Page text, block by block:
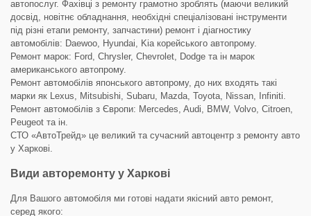
автопослуг. Фахівці з ремонту грамотно зроблять (маючи великий
досвід, новітнє обладнання, необхідні спеціалізовані інструменти
під різні етапи ремонту, запчастини) ремонт і діагностику
автомобілів: Daewoo, Hyundai, Kia корейського автопрому.
Ремонт марок: Ford, Chrysler, Chevrolet, Dodge та ін марок
американського автопрому.
Ремонт автомобілів японського автопрому, до них входять такі
марки як Lexus, Mitsubishi, Subaru, Mazda, Toyota, Nissan, Infiniti.
Ремонт автомобілів з Європи: Mercedes, Audi, BMW, Volvo, Citroen,
Peugeot та ін.
СТО «АвтоТрейд» це великий та сучасний автоцентр з ремонту авто
у Харкові.
Види авторемонту у Харкові
Для Вашого автомобіля ми готові надати якісний авто ремонт,
серед якого: